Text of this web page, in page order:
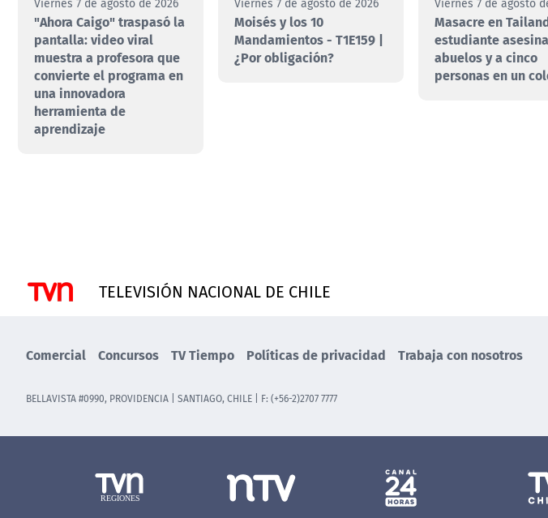
"Ahora Caigo" traspasó la
pantalla: video viral
muestra a profesora que
convierte el programa en
una innovadora
herramienta de
aprendizaje
Moisés y los 10
Mandamientos - T1E159 |
¿Por obligación?
Masacre en
estudiante
abuelos y a cinco
personas en un
TELEVISIÓN NACIONAL DE CHILE
Comercial Concursos TV Tiempo Políticas de privacidad Trabaja con nosotros
BELLAVISTA #0990, PROVIDENCIA | SANTIAGO, CHILE | F: (+56-2)2707 7777